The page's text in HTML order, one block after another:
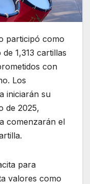
participó como
1,313 cartillas
con
Los
iniciarán su
de 2025,
comenzarán el
para
valores como